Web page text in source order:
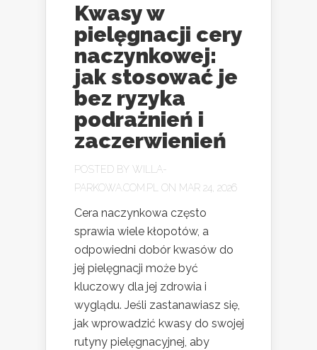
Kwasy w
pielęgnacji cery
naczynkowej:
jak stosować je
bez ryzyka
podrażnień i
zaczerwienień
POSTED BY WILLA-
PARKOWA.COM.PL
ON MAR 24, 2026
Cera naczynkowa często
sprawia wiele kłopotów, a
odpowiedni dobór kwasów do
jej pielęgnacji może być
kluczowy dla jej zdrowia i
wyglądu. Jeśli zastanawiasz się,
jak wprowadzić kwasy do swojej
rutyny pielęgnacyjnej, aby